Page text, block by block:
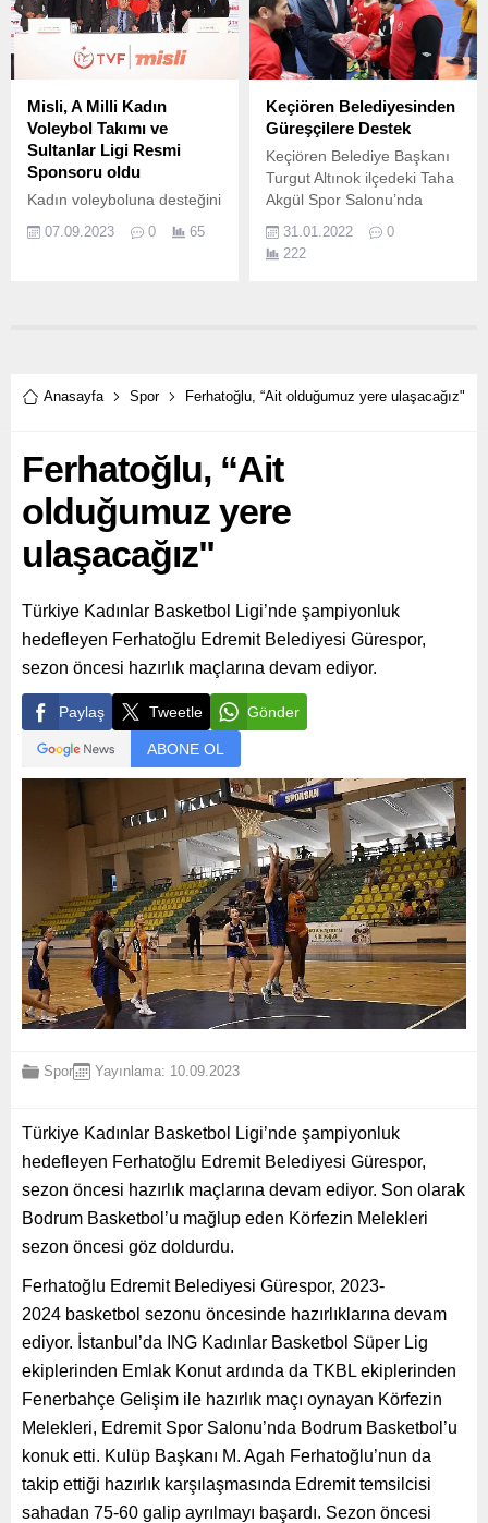
olarak başlattığı “Mutlu
Çarşamba” projesi
Kocaeli’de başladı.
Misli, A Milli Kadın
Voleybol Takımı ve
Sultanlar Ligi Resmi
Sponsoru oldu
Kadın voleyboluna desteğini
Sultanları’nın yanındaki güç
07.09.2023 0 65
Keçiören Belediyesinden
Güreşçilere Destek
Keçiören Belediye Başkanı
Turgut Altınok ilçedeki Taha
Akgül Spor Salonu’nda
sporcularına temel spor
malzemelerinden oluşan
31.01.2022
0
222
Anasayfa Spor Ferhatoğlu, “Ait olduğumuz yere ulaşacağız"
Ferhatoğlu, “Ait
olduğumuz yere
ulaşacağız"
Türkiye Kadınlar Basketbol Ligi’nde şampiyonluk
hedefleyen Ferhatoğlu Edremit Belediyesi Gürespor,
sezon öncesi hazırlık maçlarına devam ediyor.
Paylaş Tweetle Gönder
ABONE OL
Spor Yayınlama: 10.09.2023
Türkiye Kadınlar Basketbol Ligi’nde şampiyonluk
hedefleyen Ferhatoğlu Edremit Belediyesi Gürespor,
sezon öncesi hazırlık maçlarına devam ediyor. Son olarak
Bodrum Basketbol’u mağlup eden Körfezin Melekleri
sezon öncesi göz doldurdu.
Ferhatoğlu Edremit Belediyesi Gürespor, 2023-
2024 basketbol sezonu öncesinde hazırlıklarına devam
ediyor. İstanbul’da ING Kadınlar Basketbol Süper Lig
ekiplerinden Emlak Konut ardında da TKBL ekiplerinden
Fenerbahçe Gelişim ile hazırlık maçı oynayan Körfezin
Melekleri, Edremit Spor Salonu’nda Bodrum Basketbol’u
konuk etti. Kulüp Başkanı M. Agah Ferhatoğlu’nun da
takip ettiği hazırlık karşılaşmasında Edremit temsilcisi
sahadan 75-60 galip ayrılmayı başardı. Sezon öncesi